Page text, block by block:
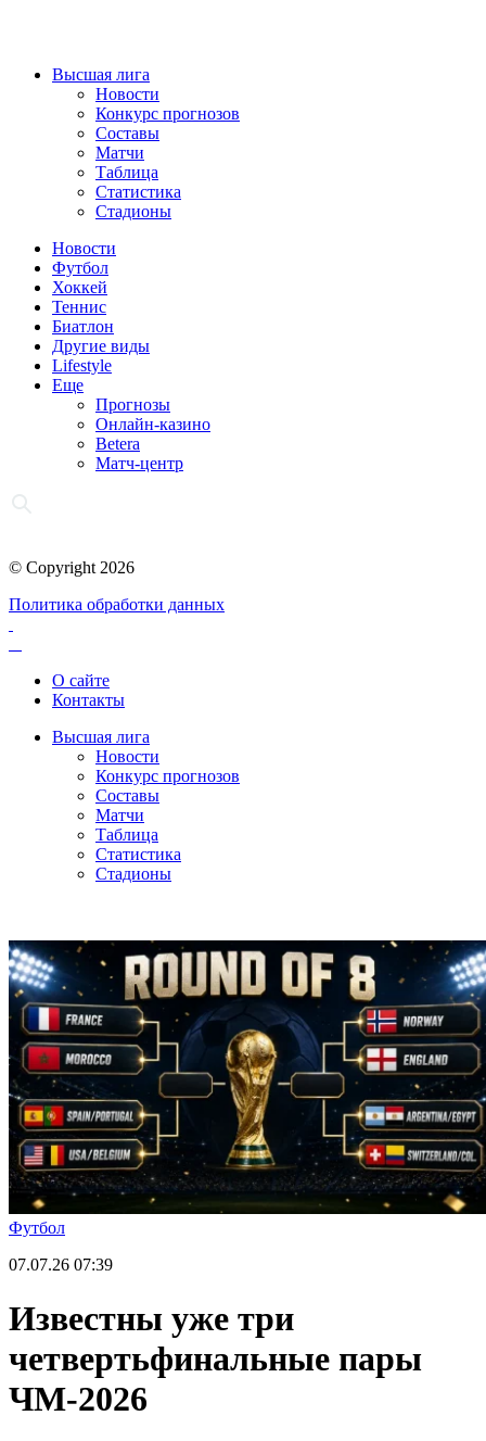
Высшая лига
Новости
Конкурс прогнозов
Составы
Матчи
Таблица
Статистика
Стадионы
Новости
Футбол
Хоккей
Теннис
Биатлон
Другие виды
Lifestyle
Еще
Прогнозы
Онлайн-казино
Betera
Матч-центр
© Copyright 2026
Политика обработки данных
О сайте
Контакты
Высшая лига
Новости
Конкурс прогнозов
Составы
Матчи
Таблица
Статистика
Стадионы
Футбол
07.07.26 07:39
Известны уже три
четвертьфинальные пары
ЧМ-2026